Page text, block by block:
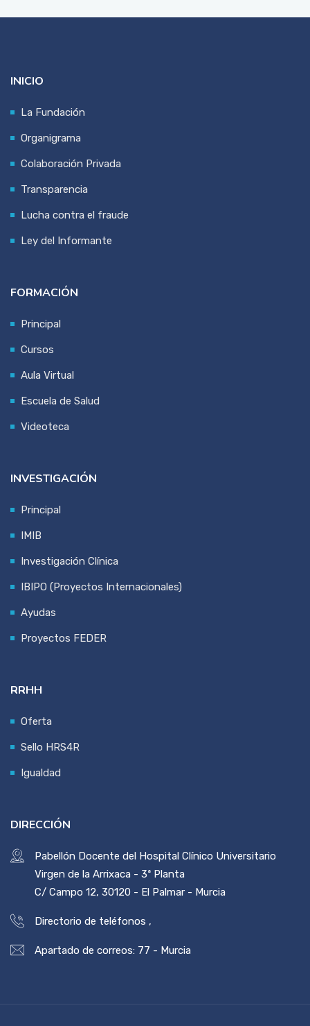
INICIO
La Fundación
Organigrama
Colaboración Privada
Transparencia
Lucha contra el fraude
Ley del Informante
FORMACIÓN
Principal
Cursos
Aula Virtual
Escuela de Salud
Videoteca
INVESTIGACIÓN
Principal
IMIB
Investigación Clínica
IBIPO (Proyectos Internacionales)
Ayudas
Proyectos FEDER
RRHH
Oferta
Sello HRS4R
Igualdad
DIRECCIÓN
Pabellón Docente del Hospital Clínico Universitario
Virgen de la Arrixaca - 3ª Planta
C/ Campo 12, 30120 - El Palmar - Murcia
Directorio de teléfonos ,
Apartado de correos: 77 - Murcia